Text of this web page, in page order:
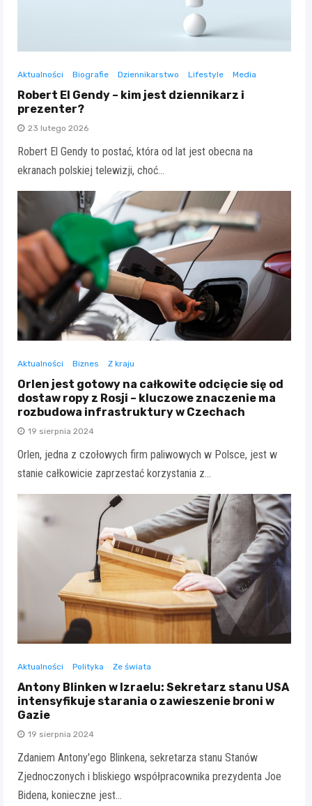
Aktualności Biografie Dziennikarstwo Lifestyle Media
Robert El Gendy – kim jest dziennikarz i
prezenter?
23 lutego 2026
Robert El Gendy to postać, która od lat jest obecna na
ekranach polskiej telewizji, choć…
Aktualności Biznes Z kraju
Orlen jest gotowy na całkowite odcięcie się od
dostaw ropy z Rosji – kluczowe znaczenie ma
rozbudowa infrastruktury w Czechach
19 sierpnia 2024
Orlen, jedna z czołowych firm paliwowych w Polsce, jest w
stanie całkowicie zaprzestać korzystania z…
Aktualności Polityka Ze świata
Antony Blinken w Izraelu: Sekretarz stanu USA
intensyfikuje starania o zawieszenie broni w
Gazie
19 sierpnia 2024
Zdaniem Antony'ego Blinkena, sekretarza stanu Stanów
Zjednoczonych i bliskiego współpracownika prezydenta Joe
Bidena, konieczne jest…